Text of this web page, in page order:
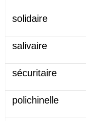
solidaire
salivaire
sécuritaire
polichinelle